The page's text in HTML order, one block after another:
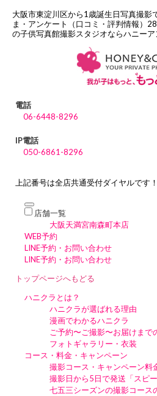
大阪市東淀川区から1歳誕生日写真撮影
ま・アンケート（口コミ・評判情報）
の子供写真館撮影スタジオならハニー
電話
06-6448-8296
IP電話
050-6861-8296
上記番号は全店共通受付ダイヤルです！
店舗一覧
大阪天満宮南森町本店
WEB予約
LINE予約・お問い合わせ
LINE予約・お問い合わせ
トップページへもどる
ハニクラとは？
ハニクラが選ばれる理由
漫画でわかるハニクラ
ご予約〜ご撮影〜お届けまで
フォトギャラリー・衣装
コース・料金・キャンペーン
撮影コース・キャンペーン料
撮影日から5日で発送「スピ
七五三シーズンの撮影コース